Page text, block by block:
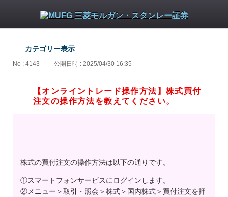
カテゴリー表示
No : 4143 公開日時 : 2025/04/30 16:35
【オンライントレード操作方法】株式買付
注文の操作方法を教えてください。
株式の買付注文の操作方法は以下の通りです。
①スマートフォンサービスにログインします。
②メニュー＞取引・照会＞株式＞国内株式＞買付注文を押